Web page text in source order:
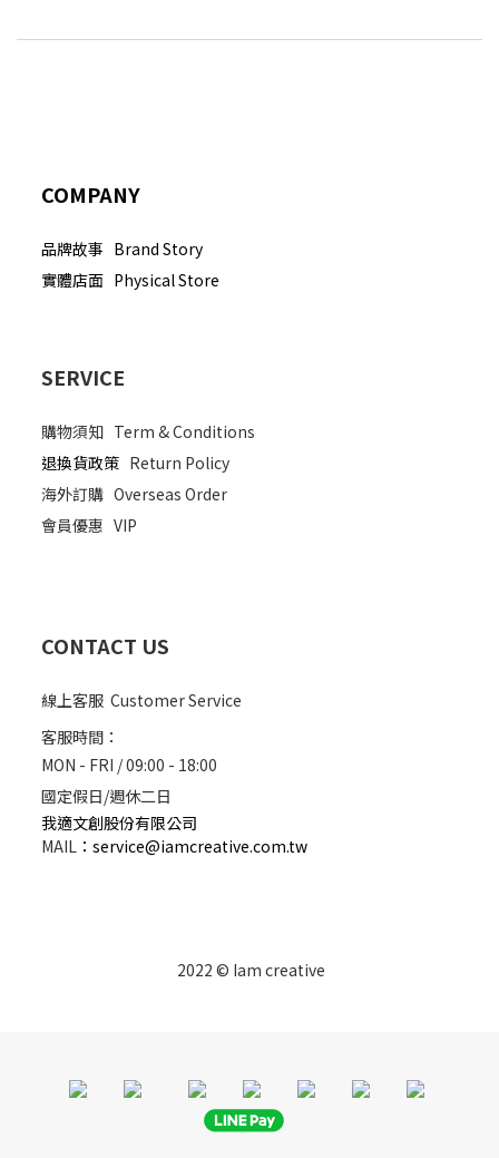
COMPANY
品牌故事 Brand Story
實體店面 Physical Store
SERVICE
購物須知 Term & Conditions
退換貨政策 Return Policy
海外訂購 Overseas Order
會員優惠 VIP
CONTACT US
線上客服 Customer Service
客服時間：
MON - FRI / 09:00 - 18:00
國定假日/週休二日
我適文創股份有限公司
MAIL ： service@iamcreative.com.tw
2022 © Iam creative